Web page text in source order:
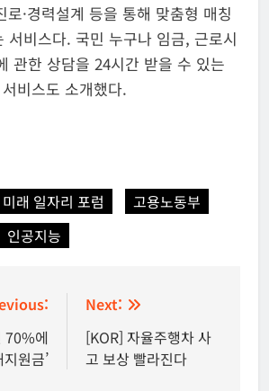
로·경력설계 등을 통해 맞춤형 매칭
서비스다. 국민 누구나 임금, 근로시
관한 상담을 24시간 받을 수 있는
비스도 소개했다.
래 일자리 포럼
고용노동부
인공지능
70%에
원금’
Next:
[KOR] 자율주행차 사
고 보상 빨라진다